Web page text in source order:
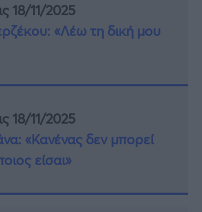
18/11/2025
«Λέω τη δική μου
18/11/2025
«Κανένας δεν μπορεί
είσαι»